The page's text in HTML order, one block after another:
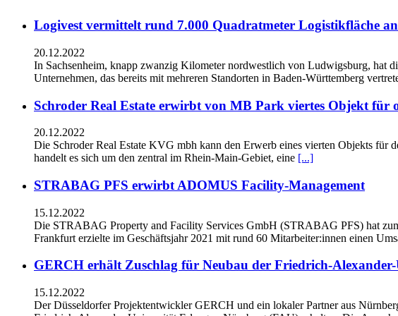
Logivest vermittelt rund 7.000 Quadratmeter Logistikfläche
20.12.2022
In Sachsenheim, knapp zwanzig Kilometer nordwestlich von Ludwigsburg, hat
Unternehmen, das bereits mit mehreren Standorten in Baden-Württemberg
Schroder Real Estate erwirbt von MB Park viertes Objekt für
20.12.2022
Die Schroder Real Estate KVG mbh kann den Erwerb eines vierten Objekts für
handelt es sich um den zentral im Rhein-Main-Gebiet, eine [...]
STRABAG PFS erwirbt ADOMUS Facility-Management
15.12.2022
Die STRABAG Property and Facility Services GmbH (STRABAG PFS) hat
Frankfurt erzielte im Geschäftsjahr 2021 mit rund 60 Mitarbeiter:innen einen
GERCH erhält Zuschlag für Neubau der Friedrich-
15.12.2022
Der Düsseldorfer Projektentwickler GERCH und ein lokaler Partner aus